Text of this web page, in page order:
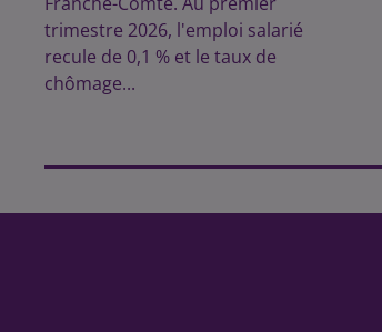
trimestre 2026, l'emploi salarié
recule de 0,1 % et le taux de
chômage...